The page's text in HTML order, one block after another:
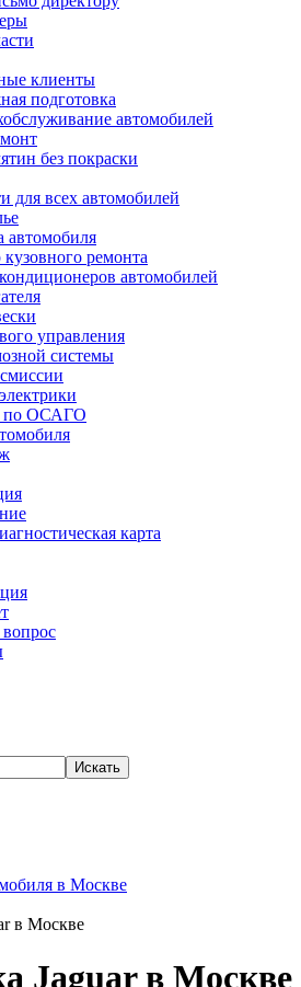
клиенты
подготовка
автомобилей
без покраски
для всех автомобилей
автомобиля
кузовного ремонта
автомобилей
управления
системы
по ОСАГО
карта
вопрос
Искать
в Москве
в Москве
Jaguar в Москве